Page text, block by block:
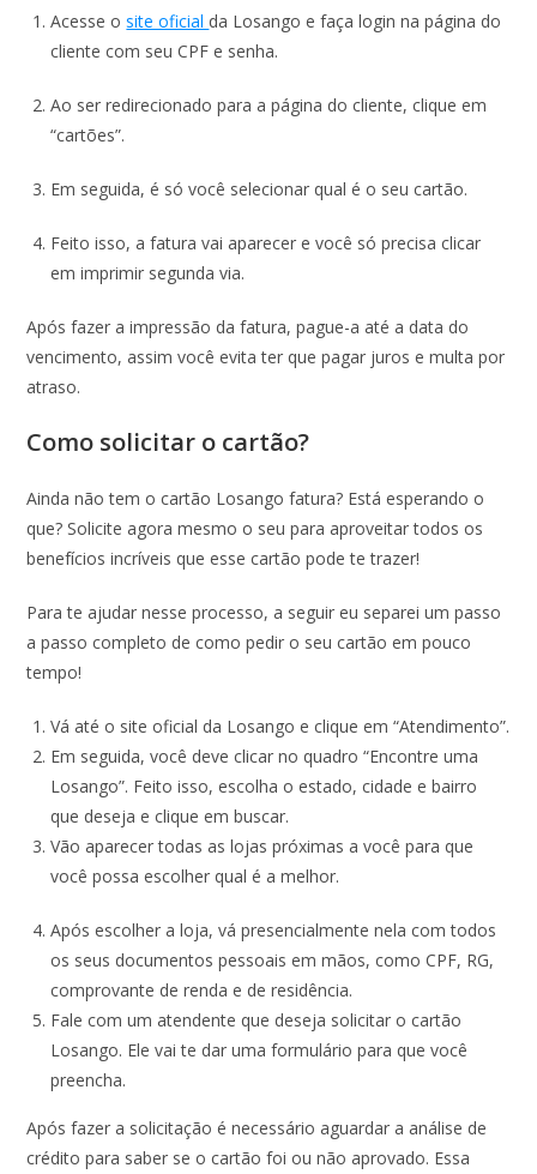
Acesse osite oficial da Losango e faça login na página do
cliente com seu CPF e senha.
Ao ser redirecionado para a página do cliente, clique em
“cartões”.
Em seguida, é só você selecionar qual é o seu cartão.
Feito isso, a fatura vai aparecer e você só precisa clicar
em imprimir segunda via.
Após fazer a impressão da fatura, pague-a até a data do
vencimento, assim você evita ter que pagar juros e multa por
atraso.
Como solicitar o cartão?
Ainda não tem o cartão Losango fatura? Está esperando o
que? Solicite agora mesmo o seu para aproveitar todos os
benefícios incríveis que esse cartão pode te trazer!
Para te ajudar nesse processo, a seguir eu separei um passo
a passo completo de como pedir o seu cartão em pouco
tempo!
Vá até o site oficial da Losango e clique em “Atendimento”.
Em seguida, você deve clicar no quadro “Encontre uma
Losango”. Feito isso, escolha o estado, cidade e bairro
que deseja e clique em buscar.
Vão aparecer todas as lojas próximas a você para que
você possa escolher qual é a melhor.
Após escolher a loja, vá presencialmente nela com todos
os seus documentos pessoais em mãos, como CPF, RG,
comprovante de renda e de residência.
Fale com um atendente que deseja solicitar o cartão
Losango. Ele vai te dar uma formulário para que você
preencha.
Após fazer a solicitação é necessário aguardar a análise de
crédito para saber se o cartão foi ou não aprovado. Essa